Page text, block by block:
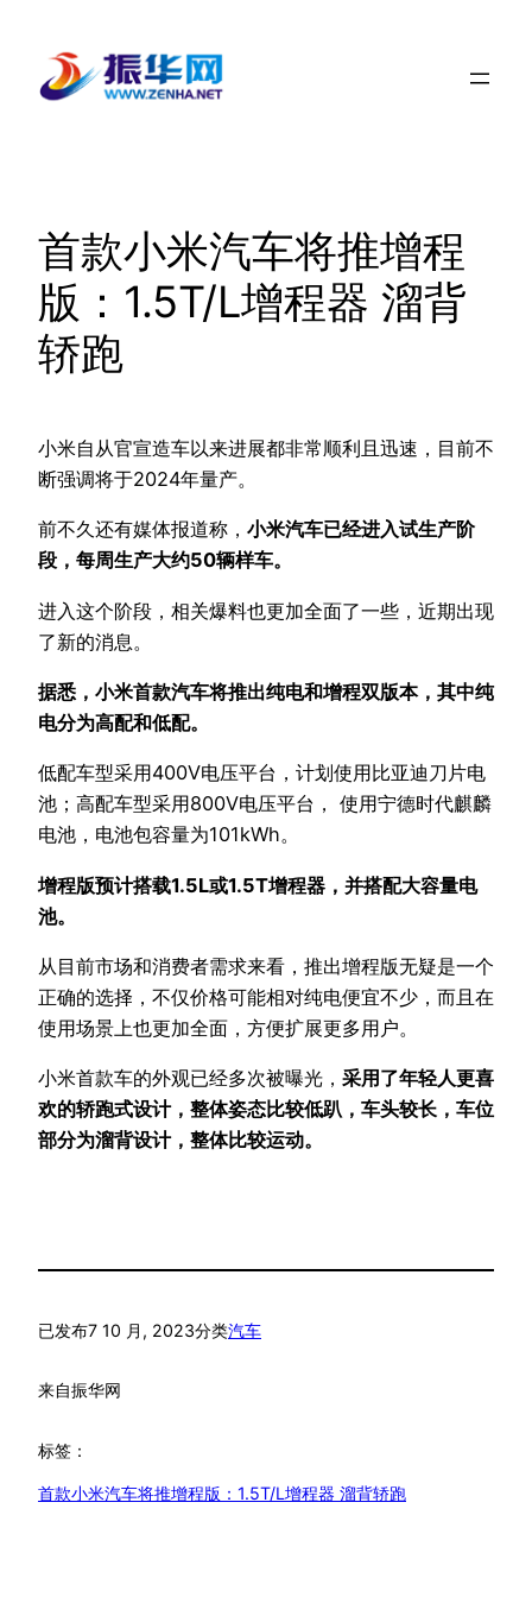
首款小米汽车将推增程
版：1.5T/L增程器 溜背
轿跑
小米自从官宣造车以来进展都非常顺利且迅速，目前不
断强调将于2024年量产。
前不久还有媒体报道称， 小米汽车已经进入试生产阶
段，每周生产大约50辆样车。
进入这个阶段，相关爆料也更加全面了一些，近期出现
了新的消息。
据悉，小米首款汽车将推出纯电和增程双版本，其中纯
电分为高配和低配。
低配车型采用400V电压平台，计划使用比亚迪刀片电
池；高配车型采用800V电压平台， 使用宁德时代麒麟
电池，电池包容量为101kWh。
增程版预计搭载1.5L或1.5T增程器，并搭配大容量电
池。
从目前市场和消费者需求来看，推出增程版无疑是一个
正确的选择，不仅价格可能相对纯电便宜不少，而且在
使用场景上也更加全面，方便扩展更多用户。
小米首款车的外观已经多次被曝光， 采用了年轻人更喜
欢的轿跑式设计，整体姿态比较低趴，车头较长，车位
部分为溜背设计，整体比较运动。
已发布7 10 月, 2023分类汽车
来自振华网
标签：
首款小米汽车将推增程版：1.5T/L增程器 溜背轿跑